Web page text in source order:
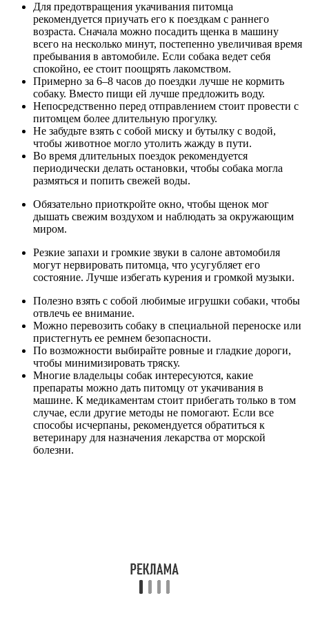
Для предотвращения укачивания питомца
рекомендуется приучать его к поездкам с раннего
возраста. Сначала можно посадить щенка в машину
всего на несколько минут, постепенно увеличивая время
пребывания в автомобиле. Если собака ведет себя
спокойно, ее стоит поощрять лакомством.
Примерно за 6–8 часов до поездки лучше не кормить
собаку. Вместо пищи ей лучше предложить воду.
Непосредственно перед отправлением стоит провести с
питомцем более длительную прогулку.
Не забудьте взять с собой миску и бутылку с водой,
чтобы животное могло утолить жажду в пути.
Во время длительных поездок рекомендуется
периодически делать остановки, чтобы собака могла
размяться и попить свежей воды.
Обязательно приоткройте окно, чтобы щенок мог
дышать свежим воздухом и наблюдать за окружающим
миром.
Резкие запахи и громкие звуки в салоне автомобиля
могут нервировать питомца, что усугубляет его
состояние. Лучше избегать курения и громкой музыки.
Полезно взять с собой любимые игрушки собаки, чтобы
отвлечь ее внимание.
Можно перевозить собаку в специальной переноске или
пристегнуть ее ремнем безопасности.
По возможности выбирайте ровные и гладкие дороги,
чтобы минимизировать тряску.
Многие владельцы собак интересуются, какие
препараты можно дать питомцу от укачивания в
машине. К медикаментам стоит прибегать только в том
случае, если другие методы не помогают. Если все
способы исчерпаны, рекомендуется обратиться к
ветеринару для назначения лекарства от морской
болезни.